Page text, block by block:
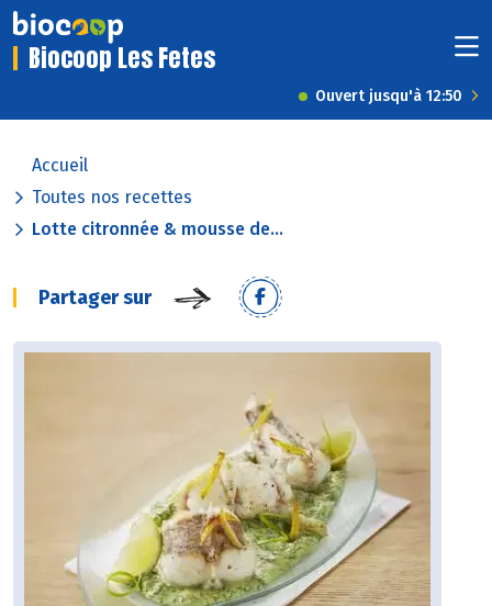
Biocoop Les Fetes
Ouvert jusqu'à 12:50
Accueil
Toutes nos recettes
Lotte citronnée & mousse de...
Partager sur